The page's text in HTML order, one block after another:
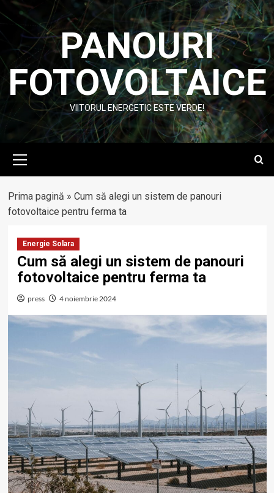
Skip
to
content
PANOURI
FOTOVOLTAICE
VIITORUL ENERGETIC ESTE VERDE!
Menu
Prima pagină » Cum să alegi un sistem de panouri
fotovoltaice pentru ferma ta
Energie Solara
Cum să alegi un sistem de panouri
fotovoltaice pentru ferma ta
press 4 noiembrie 2024